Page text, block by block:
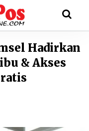
Hadirkan
& Akses